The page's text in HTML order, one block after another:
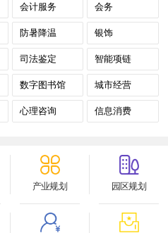
会计服务 会务
防暑降温 银饰
司法鉴定 智能项链
数字图书馆 城市经营
心理咨询 信息消费
产业规划 园区规划